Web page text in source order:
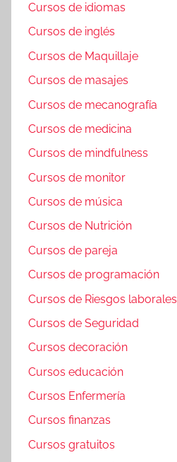
Cursos de idiomas
Cursos de inglés
Cursos de Maquillaje
Cursos de masajes
Cursos de mecanografía
Cursos de medicina
Cursos de mindfulness
Cursos de monitor
Cursos de música
Cursos de Nutrición
Cursos de pareja
Cursos de programación
Cursos de Riesgos laborales
Cursos de Seguridad
Cursos decoración
Cursos educación
Cursos Enfermería
Cursos finanzas
Cursos gratuitos